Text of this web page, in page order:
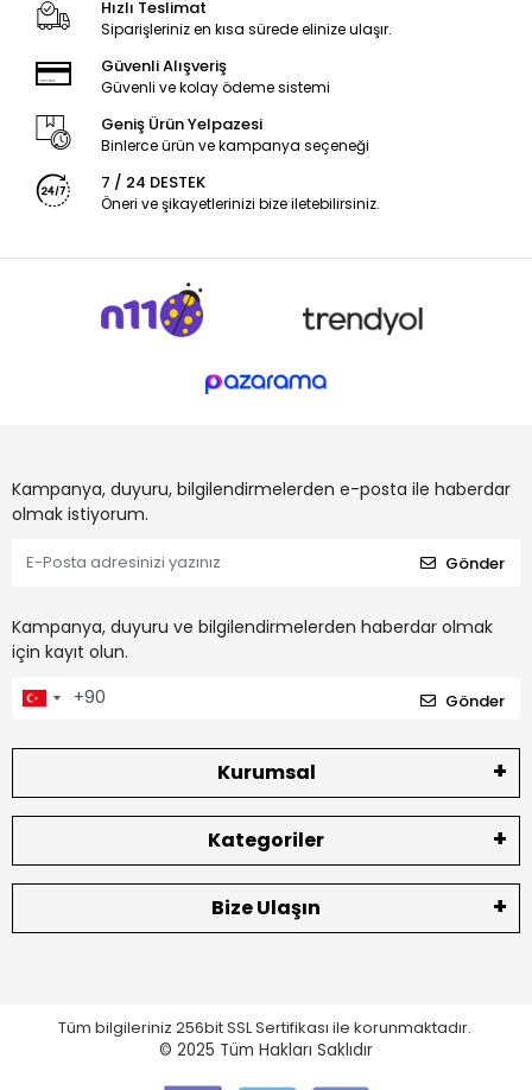
Hızlı Teslimat
Siparişleriniz en kısa sürede elinize ulaşır.
Güvenli Alışveriş
Güvenli ve kolay ödeme sistemi
Geniş Ürün Yelpazesi
Binlerce ürün ve kampanya seçeneği
7 / 24 DESTEK
Öneri ve şikayetlerinizi bize iletebilirsiniz.
Kampanya, duyuru, bilgilendirmelerden e-posta ile haberdar
olmak istiyorum.
Gönder
Kampanya, duyuru ve bilgilendirmelerden haberdar olmak
için kayıt olun.
Gönder
Kurumsal
Kategoriler
Bize Ulaşın
Tüm bilgileriniz 256bit SSL Sertifikası ile korunmaktadır.
© 2025 Tüm Hakları Saklıdır